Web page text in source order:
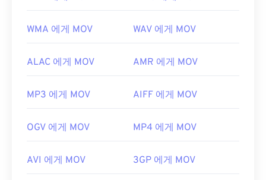
WMA 에게 MOV WAV 에게 MOV
ALAC 에게 MOV AMR 에게 MOV
MP3 에게 MOV AIFF 에게 MOV
OGV 에게 MOV MP4 에게 MOV
AVI 에게 MOV 3GP 에게 MOV